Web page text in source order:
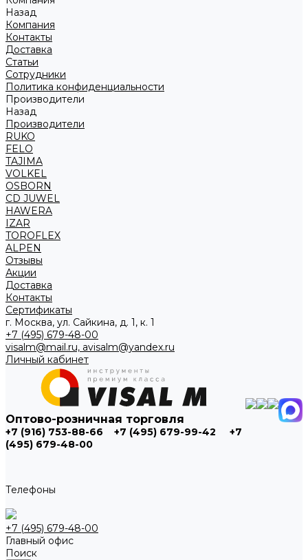
Назад
Компания
Контакты
Доставка
Статьи
Сотрудники
Политика конфиденциальности
Производители
Назад
Производители
RUKO
FELO
TAJIMA
VOLKEL
OSBORN
CD JUWEL
HAWERA
IZAR
TOROFLEX
ALPEN
Отзывы
Акции
Доставка
Контакты
Сертификаты
г. Москва, ул. Сайкина, д. 1, к. 1
+7 (495) 679-48-00
visalm@mail.ru, avisalm@yandex.ru
Личный кабинет
Оптово-розничная торговля
+7 (916) 753-88-66 +7 (495) 679-99-42
+7
(495) 679-48-00
Телефоны
+7 (495) 679-48-00
Главный офис
Поиск